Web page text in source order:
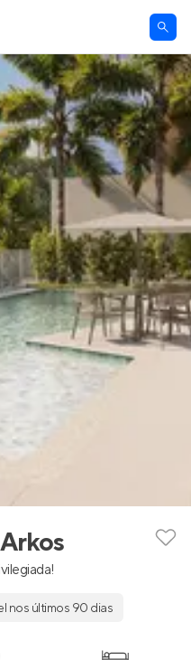
nos últimos 90 dias